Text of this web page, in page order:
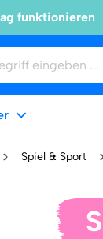
funktionieren
Spiel & Sport